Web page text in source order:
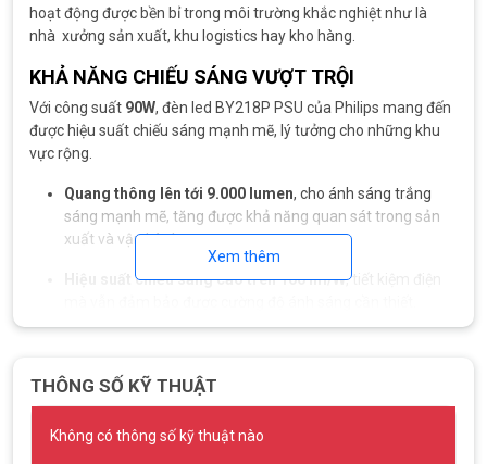
hoạt động được bền bỉ trong môi trường khắc nghiệt như là
nhà xưởng sản xuất, khu logistics hay kho hàng.
KHẢ NĂNG CHIẾU SÁNG VƯỢT TRỘI
Với công suất 90W, đèn led BY218P PSU của Philips mang đến
được hiệu suất chiếu sáng mạnh mẽ, lý tưởng cho những khu
vực rộng.
Quang thông lên tới 9.000 lumen, cho ánh sáng trắng
sáng mạnh mẽ, tăng được khả năng quan sát trong sản
xuất và vận hành.
Hiệu suất chiếu sáng cao trên 100 lm/W, tiết kiệm điện
lâu dài.
Chỉ số hoàn màu (CRI > 80)
Xem thêm
THÔNG SỐ KỸ THUẬT
Không có thông số kỹ thuật nào